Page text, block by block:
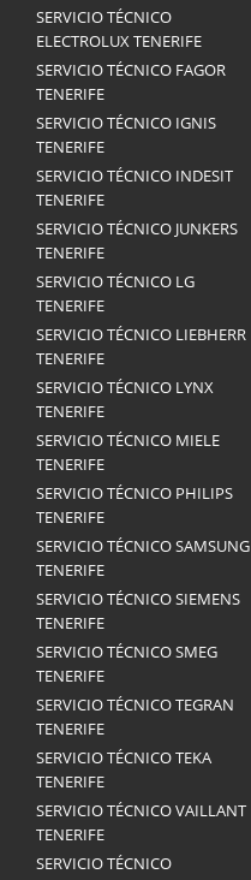
SERVICIO TÉCNICO
ELECTROLUX TENERIFE
SERVICIO TÉCNICO FAGOR
TENERIFE
SERVICIO TÉCNICO IGNIS
TENERIFE
SERVICIO TÉCNICO INDESIT
TENERIFE
SERVICIO TÉCNICO JUNKERS
TENERIFE
SERVICIO TÉCNICO LG
TENERIFE
SERVICIO TÉCNICO LIEBHERR
TENERIFE
SERVICIO TÉCNICO LYNX
TENERIFE
SERVICIO TÉCNICO MIELE
TENERIFE
SERVICIO TÉCNICO PHILIPS
TENERIFE
SERVICIO TÉCNICO SAMSUNG
TENERIFE
SERVICIO TÉCNICO SIEMENS
TENERIFE
SERVICIO TÉCNICO SMEG
TENERIFE
SERVICIO TÉCNICO TEGRAN
TENERIFE
SERVICIO TÉCNICO TEKA
TENERIFE
SERVICIO TÉCNICO VAILLANT
TENERIFE
SERVICIO TÉCNICO